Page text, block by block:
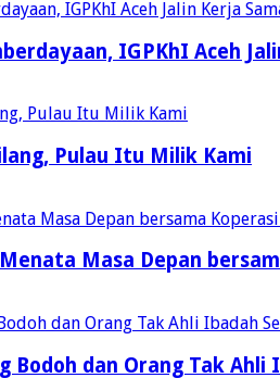
IGPKhI Aceh
Pulau Itu Milik Kami
Masa Depan
Bodoh dan Orang Tak